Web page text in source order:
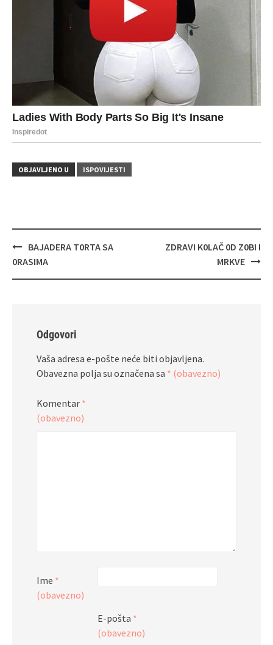
OBJAVLJENO U ISPOVIJESTI
Navigacija
objava
BAJADERA T0RTA SA
0RASIMA
ZDRAVI K0LAČ 0D Z0BI I
MRKVE
Odgovori
Vaša adresa e-pošte neće biti objavljena.
Obavezna polja su označena sa * (obavezno)
Komentar *
(obavezno)
Ime *
(obavezno)
E-pošta *
(obavezno)